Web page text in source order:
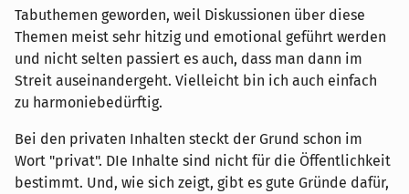
Tabuthemen geworden, weil Diskussionen über diese
Themen meist sehr hitzig und emotional geführt werden
und nicht selten passiert es auch, dass man dann im
Streit auseinandergeht. Vielleicht bin ich auch einfach
zu harmoniebedürftig.
Bei den privaten Inhalten steckt der Grund schon im
Wort "privat". DIe Inhalte sind nicht für die Öffentlichkeit
bestimmt. Und, wie sich zeigt, gibt es gute Gründe dafür,